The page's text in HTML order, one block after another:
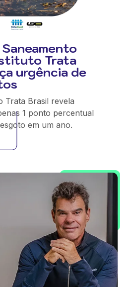
Trata
urgência de
Trata Brasil revela
1 ponto percentual
em um ano.